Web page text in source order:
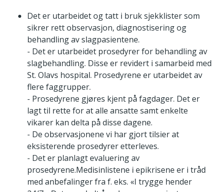
Det er utarbeidet og tatt i bruk sjekklister som
sikrer rett observasjon, diagnostisering og
behandling av slagpasientene.
- Det er utarbeidet prosedyrer for behandling av
slagbehandling. Disse er revidert i samarbeid med
St. Olavs hospital. Prosedyrene er utarbeidet av
flere faggrupper.
- Prosedyrene gjøres kjent på fagdager. Det er
lagt til rette for at alle ansatte samt enkelte
vikarer kan delta på disse dagene.
- De observasjonene vi har gjort tilsier at
eksisterende prosedyrer etterleves.
- Det er planlagt evaluering av
prosedyrene.Medisinlistene i epikrisene er i tråd
med anbefalinger fra f. eks. «I trygge hender